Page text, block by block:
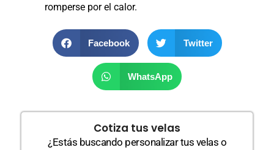
romperse por el calor.
Facebook Twitter
WhatsApp
Cotiza tus velas
¿Estás buscando personalizar tus velas o